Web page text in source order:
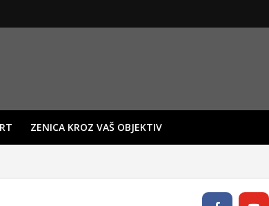
ZENICA KROZ VAŠ OBJEKTIV